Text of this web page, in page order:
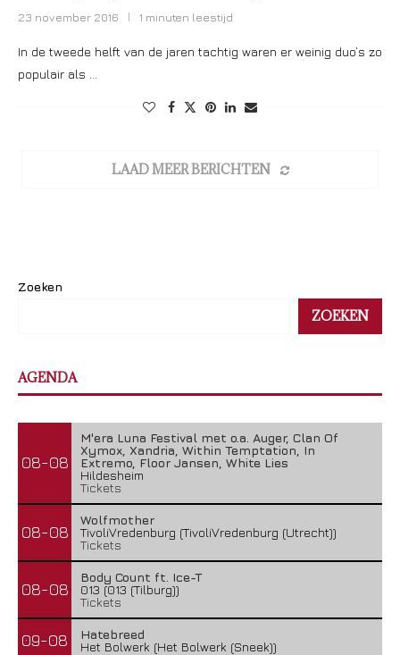
23 november 2016 1 minuten leestijd
In de tweede helft van de jaren tachtig waren er weinig duo’s zo
populair als …
LAAD MEER BERICHTEN
Zoeken
ZOEKEN
AGENDA
08-08
M'era Luna Festival met o.a. Auger, Clan Of
Xymox, Xandria, Within Temptation, In
Extremo, Floor Jansen, White Lies
Hildesheim
Tickets
08-08
Wolfmother
TivoliVredenburg (TivoliVredenburg (Utrecht))
Tickets
08-08
Body Count ft. Ice-T
013 (013 (Tilburg))
Tickets
09-08
Hatebreed
Het Bolwerk (Het Bolwerk (Sneek))